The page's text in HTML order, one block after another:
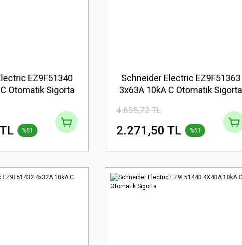
EZ9F51340
Otomatik Sigorta
%51
Schneider Electric EZ9F51363
3x63A 10kA C Otomatik Sigorta
4.635,72 TL
2.271,50 TL %51